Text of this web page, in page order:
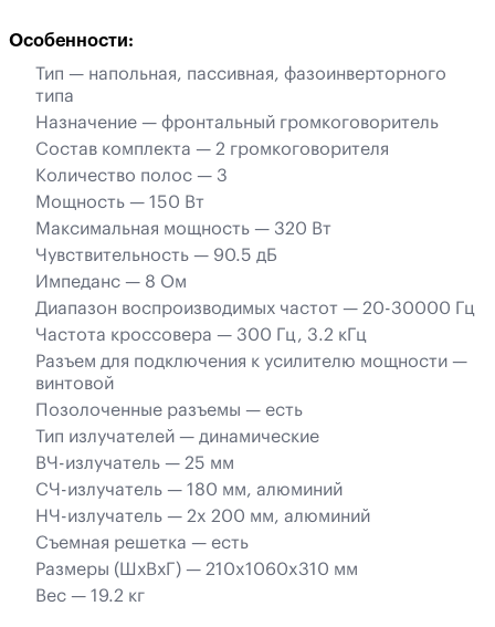
Особенности:
Тип — напольная, пассивная, фазоинверторного
типа
Назначение — фронтальный громкоговоритель
Состав комплекта — 2 громкоговорителя
Количество полос — 3
Мощность — 150 Вт
Максимальная мощность — 320 Вт
Чувствительность — 90.5 дБ
Импеданс — 8 Ом
Диапазон воспроизводимых частот — 20-30000 Гц
Частота кроссовера — 300 Гц, 3.2 кГц
Разъем для подключения к усилителю мощности —
винтовой
Позолоченные разъемы — есть
Тип излучателей — динамические
ВЧ-излучатель — 25 мм
СЧ-излучатель — 180 мм, алюминий
НЧ-излучатель — 2x 200 мм, алюминий
Съемная решетка — есть
Размеры (ШхВхГ) — 210x1060x310 мм
Вес — 19.2 кг